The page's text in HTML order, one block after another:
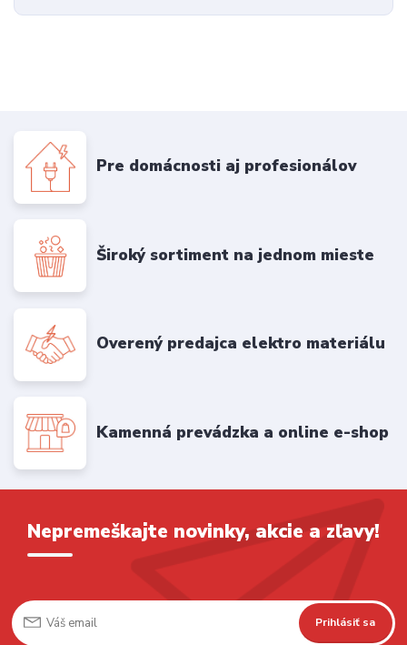
Pre domácnosti aj profesionálov
Široký sortiment na jednom mieste
Overený predajca elektro materiálu
Kamenná prevádzka a online e-shop
Nepremeškajte novinky, akcie a zľavy!
Prihlásiť sa